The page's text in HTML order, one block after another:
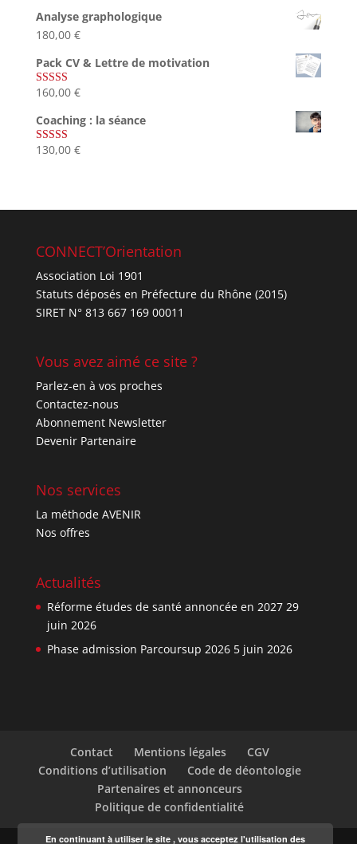
Analyse graphologique
180,00 €
Pack CV & Lettre de motivation
Note5.00
160,00 €
Coaching : la séance
Note4.67
130,00 €
CONNECT’Orientation
Association Loi 1901
Statuts déposés en Préfecture du Rhône (2015)
SIRET N° 813 667 169 00011
Vous avez aimé ce site ?
Parlez-en à vos proches
Contactez-nous
Abonnement Newsletter
Devenir Partenaire
Nos services
La méthode AVENIR
Nos offres
Actualités
Réforme études de santé annoncée en 2027 29
juin 2026
Phase admission Parcoursup 2026 5 juin 2026
Contact Mentions légales
CGV
Conditions d’utilisation
Code de déontologie
Partenaires et annonceurs
Politique de confidentialité
En continuant à utiliser le site , vous acceptez l'utilisation des